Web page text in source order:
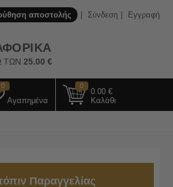
αποστολής Σύνδεση Εγγραφή
ΤΩΝ25.00 €
0
Αγαπημένα
0
0.00 €
Καλάθι
Παραγγελίας